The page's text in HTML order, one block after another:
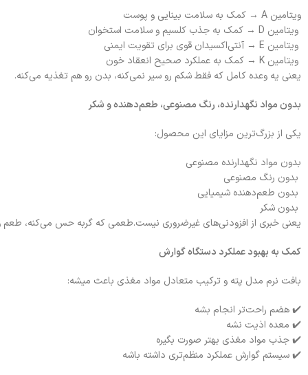
ویتامین A → کمک به سلامت بینایی و پوست
ویتامین D → کمک به جذب کلسیم و سلامت استخوان
ویتامین E → آنتی‌اکسیدان قوی برای تقویت ایمنی
ویتامین K → کمک به عملکرد صحیح انعقاد خون
یعنی یه وعده کامل که فقط شکم رو سیر نمی‌کنه، بدن رو هم تغذیه می‌کنه.
بدون مواد نگهدارنده، رنگ مصنوعی، طعم‌دهنده و شکر
یکی از بزرگ‌ترین مزایای این محصول:
بدون مواد نگهدارنده مصنوعی
بدون رنگ مصنوعی
بدون طعم‌دهنده شیمیایی
بدون شکر
یعنی خبری از افزودنی‌های غیرضروری نیست.طعمی که گربه حس می‌کنه، طعم
کمک به بهبود عملکرد دستگاه گوارش
بافت نرم مدل پته و ترکیب متعادل مواد مغذی باعث میشه:
✔️ هضم راحت‌تر انجام بشه
✔️ معده اذیت نشه
✔️ جذب مواد مغذی بهتر صورت بگیره
✔️ سیستم گوارش عملکرد منظم‌تری داشته باشه